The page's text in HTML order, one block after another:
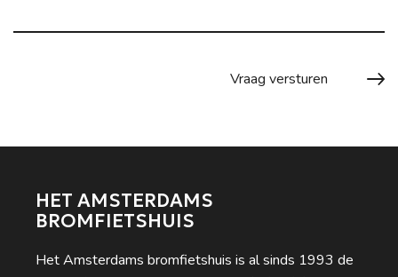
HET AMSTERDAMS
BROMFIETSHUIS
Het Amsterdams bromfietshuis is al sinds 1993 de